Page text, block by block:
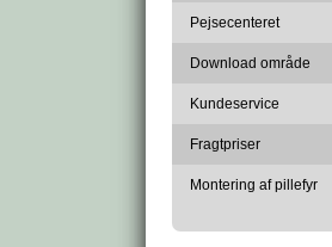
Pejsecenteret
Download område
Kundeservice
Fragtpriser
Montering af pillefyr